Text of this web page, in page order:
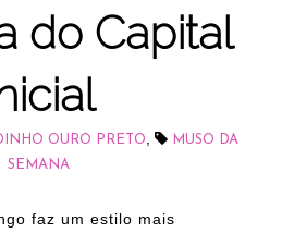
do Capital
OURO PRETO,
MUSO DA
SEMANA
faz um estilo mais